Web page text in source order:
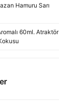
Hamuru Sarı
60ml. Atraktör